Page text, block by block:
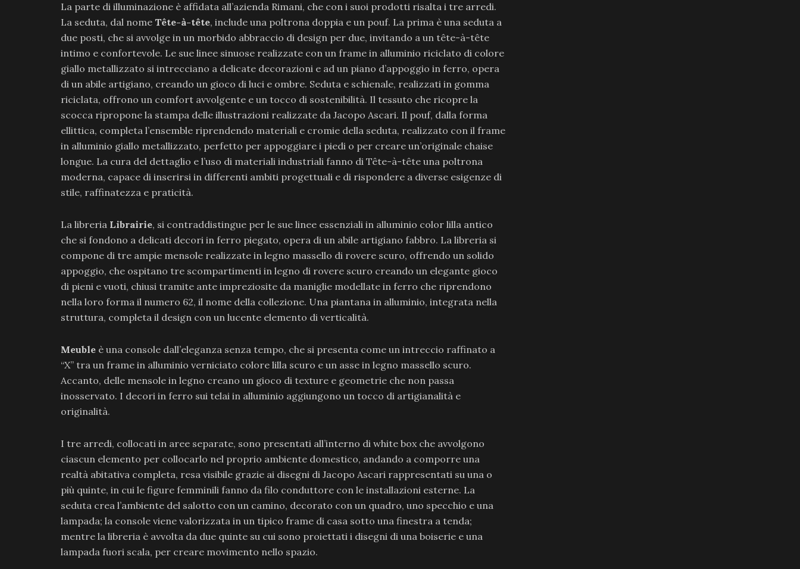
La parte di illuminazione è affidata all’azienda Rimani, che con i suoi prodotti risalta i tre arredi.
La seduta, dal nome Tête-à-tête, include una poltrona doppia e un pouf. La prima è una seduta a
due posti, che si avvolge in un morbido abbraccio di design per due, invitando a un tête-à-tête
intimo e confortevole. Le sue linee sinuose realizzate con un frame in alluminio riciclato di colore
giallo metallizzato si intrecciano a delicate decorazioni e ad un piano d’appoggio in ferro, opera
di un abile artigiano, creando un gioco di luci e ombre. Seduta e schienale, realizzati in gomma
riciclata, offrono un comfort avvolgente e un tocco di sostenibilità. Il tessuto che ricopre la
scocca ripropone la stampa delle illustrazioni realizzate da Jacopo Ascari. Il pouf, dalla forma
ellittica, completa l’ensemble riprendendo materiali e cromie della seduta, realizzato con il frame
in alluminio giallo metallizzato, perfetto per appoggiare i piedi o per creare un’originale chaise
longue. La cura del dettaglio e l’uso di materiali industriali fanno di Tête-à-tête una poltrona
moderna, capace di inserirsi in differenti ambiti progettuali e di rispondere a diverse esigenze di
stile, raffinatezza e praticità.
La libreria Librairie, si contraddistingue per le sue linee essenziali in alluminio color lilla antico
che si fondono a delicati decori in ferro piegato, opera di un abile artigiano fabbro. La libreria si
compone di tre ampie mensole realizzate in legno massello di rovere scuro, offrendo un solido
appoggio, che ospitano tre scompartimenti in legno di rovere scuro creando un elegante gioco
di pieni e vuoti, chiusi tramite ante impreziosite da maniglie modellate in ferro che riprendono
nella loro forma il numero 62, il nome della collezione. Una piantana in alluminio, integrata nella
struttura, completa il design con un lucente elemento di verticalità.
Meuble è una console dall’eleganza senza tempo, che si presenta come un intreccio raffinato a
“X” tra un frame in alluminio verniciato colore lilla scuro e un asse in legno massello scuro.
Accanto, delle mensole in legno creano un gioco di texture e geometrie che non passa
inosservato. I decori in ferro sui telai in alluminio aggiungono un tocco di artigianalità e
originalità.
I tre arredi, collocati in aree separate, sono presentati all’interno di white box che avvolgono
ciascun elemento per collocarlo nel proprio ambiente domestico, andando a comporre una
realtà abitativa completa, resa visibile grazie ai disegni di Jacopo Ascari rappresentati su una o
più quinte, in cui le figure femminili fanno da filo conduttore con le installazioni esterne. La
seduta crea l’ambiente del salotto con un camino, decorato con un quadro, uno specchio e una
lampada; la console viene valorizzata in un tipico frame di casa sotto una finestra a tenda;
mentre la libreria è avvolta da due quinte su cui sono proiettati i disegni di una boiserie e una
lampada fuori scala, per creare movimento nello spazio.